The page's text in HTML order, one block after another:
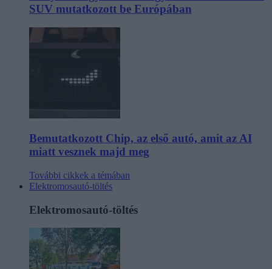
SUV mutatkozott be Európában
Bemutatkozott Chip, az első autó, amit az AI
miatt vesznek majd meg
További cikkek a témában
Elektromosautó-töltés
Elektromosautó-töltés